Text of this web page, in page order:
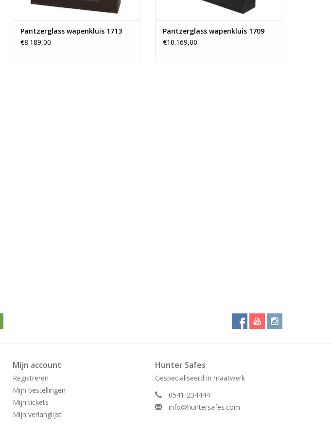
Pantzerglass wapenkluis 1713
€8.189,00
Pantzerglass wapenkluis 1709
€10.169,00
Mijn account
Registreren
Mijn bestellingen
Mijn tickets
Mijn verlanglijst
Hunter Safes
Gespecialiseerd in maatwerk
0541-234444
info@huntersafes.com